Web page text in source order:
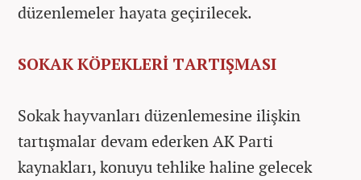
düzenlemeler hayata geçirilecek.
SOKAK KÖPEKLERİ TARTIŞMASI
Sokak hayvanları düzenlemesine ilişkin
tartışmalar devam ederken AK Parti
kaynakları, konuyu tehlike haline gelecek